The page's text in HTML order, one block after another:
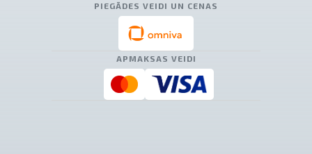
PIEGĀDES VEIDI UN CENAS
APMAKSAS VEIDI